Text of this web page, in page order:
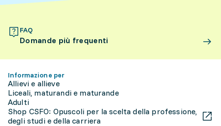
FAQ
Domande più frequenti
Informazione per
Allievi e allieve
Liceali, maturandi e maturande
Adulti
Shop CSFO: Opuscoli per la scelta della professione,
degli studi e della carriera